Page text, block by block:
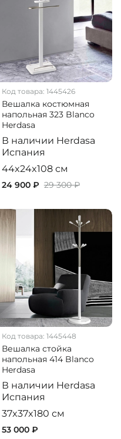
Код товара: 1445426
Вешалка костюмная
напольная 323 Blanco
Herdasa
В наличии Herdasa
Испания
44x24x108 см
24 900 ₽ 29 300 ₽
Код товара: 1445448
Вешалка стойка
напольная 414 Blanco
Herdasa
В наличии Herdasa
Испания
37x37x180 см
53 000 ₽